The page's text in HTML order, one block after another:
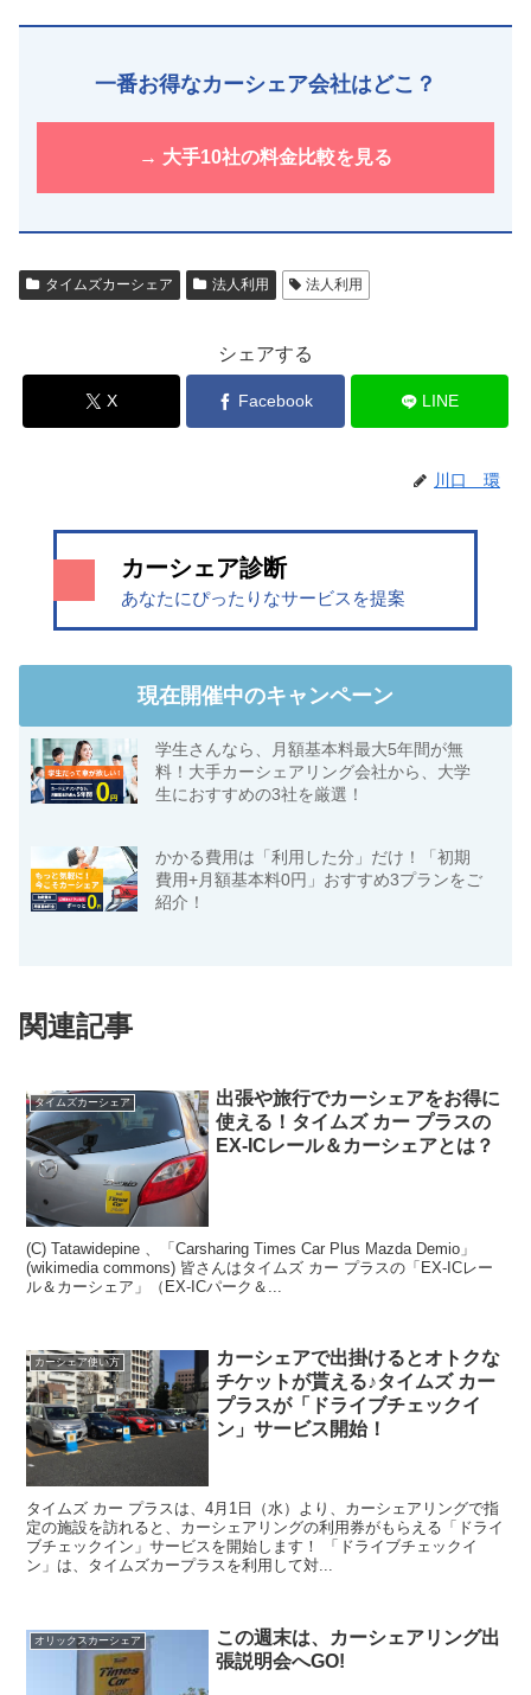
一番お得なカーシェア会社はどこ？
→ 大手10社の料金比較を見る
タイムズカーシェア 法人利用 法人利用
シェアする
X Facebook LINE
川口 環
カーシェア診断
あなたにぴったりなサービスを提案
現在開催中のキャンペーン
学生さんなら、月額基本料最大5年間が無
料！大手カーシェアリング会社から、大学
生におすすめの3社を厳選！
かかる費用は「利用した分」だけ！「初期
費用+月額基本料0円」おすすめ3プランをご
紹介！
関連記事
タイムズカーシェア
出張や旅行でカーシェアをお得に
使える！タイムズ カー プラスの
EX-ICレール＆カーシェアとは？
(C) Tatawidepine 、「Carsharing Times Car Plus Mazda Demio」
(wikimedia commons) 皆さんはタイムズ カー プラスの「EX-ICレー
ル＆カーシェア」（EX-ICパーク＆...
カーシェア使い方
カーシェアで出掛けるとオトクな
チケットが貰える♪タイムズ カー
プラスが「ドライブチェックイ
ン」サービス開始！
タイムズ カー プラスは、4月1日（水）より、カーシェアリングで指
定の施設を訪れると、カーシェアリングの利用券がもらえる「ドライ
ブチェックイン」サービスを開始します！ 「ドライブチェックイ
ン」は、タイムズカープラスを利用して対...
オリックスカーシェア
この週末は、カーシェアリング出
張説明会へGO!